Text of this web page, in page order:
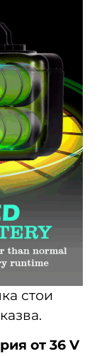
стои
от 36 V